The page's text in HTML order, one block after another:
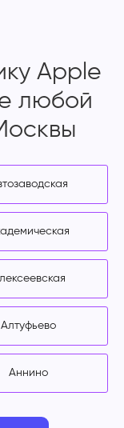
Apple
любой
Алтуфьево
Аннино